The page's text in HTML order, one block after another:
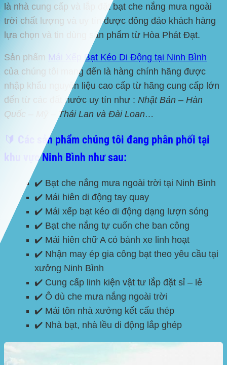
là nhà cung cấp và lắp đặt bạt che nắng mưa ngoài
trời chất lượng và uy tín được đông đảo khách hàng
lựa chọn và tin dùng sản phẩm từ Hòa Phát Đạt.
Sản phẩm Mái Xếp Bạt Kéo Di Động tại Ninh Bình
của chúng tôi mang đến là hàng chính hãng được
nhập khẩu nguyên liệu cao cấp từ hãng cung cấp lớn
đến từ các đất nước uy tín như : Nhật Bản – Hàn
Quốc – Mỹ – Thái Lan và Đài Loan…
🔰 Các sản phẩm chúng tôi đang phân phối tại
khu vực Ninh Bình như sau:
✔️ Bạt che nắng mưa ngoài trời tại Ninh Bình
✔️ Mái hiên di động tay quay
✔️ Mái xếp bạt kéo di động dạng lượn sóng
✔️ Bạt che nắng tự cuốn che ban công
✔️ Mái hiên chữ A có bánh xe linh hoạt
✔️ Nhận may ép gia công bạt theo yêu cầu tại
xưởng Ninh Bình
✔️ Cung cấp linh kiện vật tư lắp đặt sỉ – lẻ
✔️ Ô dù che mưa nắng ngoài trời
✔️ Mái tôn nhà xưởng kết cấu thép
✔️ Nhà bạt, nhà lều di động lắp ghép